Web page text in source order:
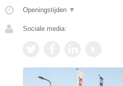
Openingstijden ▼
Sociale media: